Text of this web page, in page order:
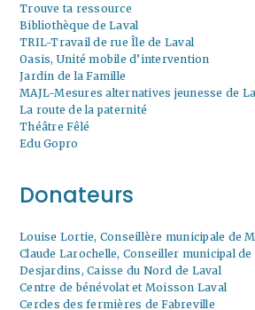
Trouve ta ressource
Bibliothèque de Laval
TRIL-Travail de rue Île de Laval
Oasis, Unité mobile d’intervention
Jardin de la Famille
MAJL-Mesures alternatives jeunesse de
La route de la paternité
Théâtre Fêlé
Edu Gopro
Donateurs
Louise Lortie, Conseillère municipale de
Claude Larochelle, Conseiller municipal de
Desjardins, Caisse du Nord de Laval
Centre de bénévolat et Moisson Laval
Cercles des fermières de Fabreville